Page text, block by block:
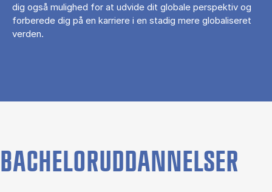
dig også mulighed for at udvide dit globale perspektiv og
forberede dig på en karriere i en stadig mere globaliseret
verden.
BACHELORUDDANNELSER